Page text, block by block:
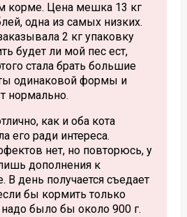
корме. Цена мешка 13 кг
одна из самых низких.
2 кг упаковку
будет ли мой пес ест,
стала брать большие
одинаковой формы и
нормально.
как и оба кота
его ради интереса.
нет, но повторюсь, у
дополнения к
В день получается съедает
бы кормить только
было бы около 900 г.